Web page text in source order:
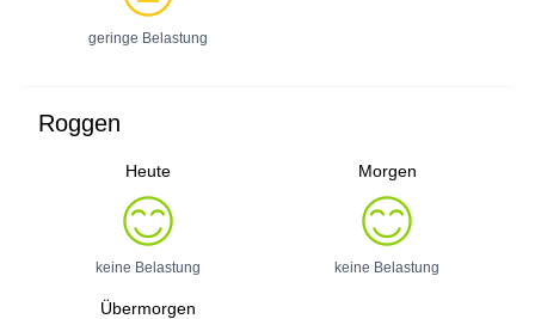
geringe Belastung
Roggen
Heute
keine Belastung
Morgen
keine Belastung
Übermorgen